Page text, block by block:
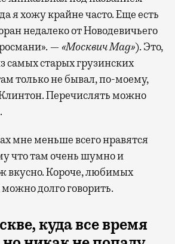
я хожу крайне часто. Еще есть
недалеко от Новодевичьего
— «Москвич Mag»). Это,
самых старых грузинских
только не бывал, по-моему,
Перечислять можно
мне меньше всего нравятся
что там очень шумно и
вкусно. Короче, любимых
долго говорить.
куда все время